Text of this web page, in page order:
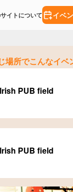
イトについて イベ
場所でこんなイ
PUB field
PUB field